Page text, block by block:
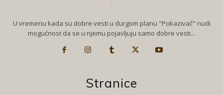
U vremenu kada su dobre vesti u durgom planu "Pokazivač" nudi
mogućnost da se u njemu pojavljuju samo dobre vesti...
Stranice